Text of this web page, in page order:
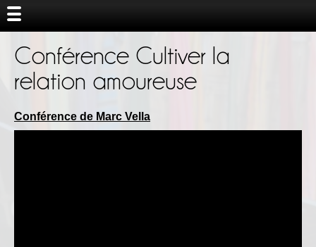
Conférence Cultiver la
relation amoureuse
Conférence de Marc Vella